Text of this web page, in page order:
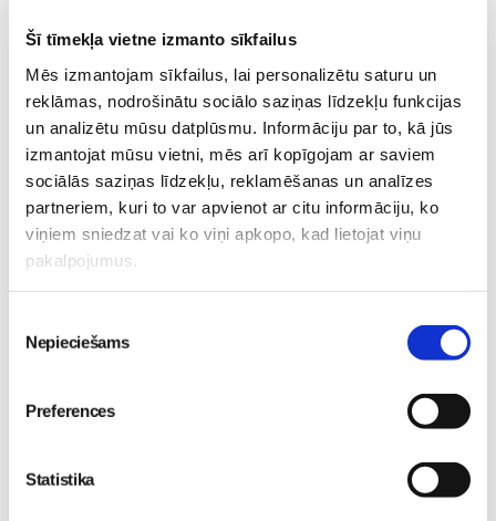
Šī tīmekļa vietne izmanto sīkfailus
Mēs izmantojam sīkfailus, lai personalizētu saturu un
reklāmas, nodrošinātu sociālo saziņas līdzekļu funkcijas
un analizētu mūsu datplūsmu. Informāciju par to, kā jūs
izmantojat mūsu vietni, mēs arī kopīgojam ar saviem
sociālās saziņas līdzekļu, reklamēšanas un analīzes
partneriem, kuri to var apvienot ar citu informāciju, ko
viņiem sniedzat vai ko viņi apkopo, kad lietojat viņu
pakalpojumus.
izvēle
Nepieciešams
Preferences
Statistika
Mazuļa-ēdināšana Uzturs
Lasi vēl
Kas notiek Māmiņu Kluba mazuļu rotaļu grupiņās?
Mazulis
30. Jul 13:00
kinoteātros no 31. Jūlija -
20. Jul 09:33
atbalsts mazuļa attīstībai